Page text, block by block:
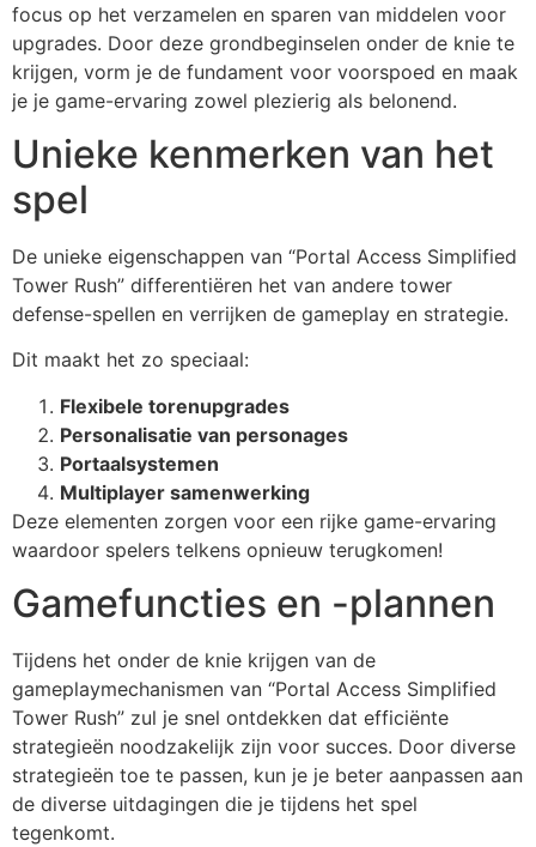
focus op het verzamelen en sparen van middelen voor
upgrades. Door deze grondbeginselen onder de knie te
krijgen, vorm je de fundament voor voorspoed en maak
je je game-ervaring zowel plezierig als belonend.
Unieke kenmerken van het
spel
De unieke eigenschappen van “Portal Access Simplified
Tower Rush” differentiëren het van andere tower
defense-spellen en verrijken de gameplay en strategie.
Dit maakt het zo speciaal:
Flexibele torenupgrades
Personalisatie van personages
Portaalsystemen
Multiplayer samenwerking
Deze elementen zorgen voor een rijke game-ervaring
waardoor spelers telkens opnieuw terugkomen!
Gamefuncties en -plannen
Tijdens het onder de knie krijgen van de
gameplaymechanismen van “Portal Access Simplified
Tower Rush” zul je snel ontdekken dat efficiënte
strategieën noodzakelijk zijn voor succes. Door diverse
strategieën toe te passen, kun je je beter aanpassen aan
de diverse uitdagingen die je tijdens het spel
tegenkomt.